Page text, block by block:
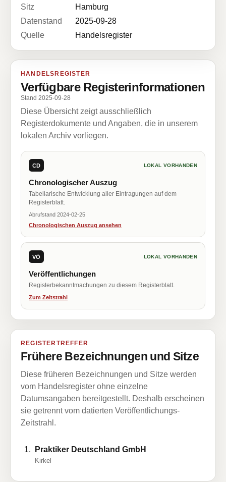
Sitz
Hamburg
Datenstand
2025-09-28
Quelle
Handelsregister
HANDELSREGISTER
Verfügbare Registerinformationen
Stand 2025-09-28
Diese Übersicht zeigt ausschließlich
Registerdokumente und Angaben, die in unserem
lokalen Archiv vorliegen.
CD LOKAL VORHANDEN
Chronologischer Auszug
Tabellarische Entwicklung aller Eintragungen auf dem
Registerblatt.
Abrufstand 2024-02-25
Chronologischen Auszug ansehen
VÖ LOKAL VORHANDEN
Veröffentlichungen
Registerbekanntmachungen zu diesem Registerblatt.
Zum Zeitstrahl
REGISTERTREFFER
Frühere Bezeichnungen und Sitze
Diese früheren Bezeichnungen und Sitze werden
vom Handelsregister ohne einzelne
Datumsangaben bereitgestellt. Deshalb erscheinen
sie getrennt vom datierten Veröffentlichungs-
Zeitstrahl.
Praktiker Deutschland GmbH
Kirkel